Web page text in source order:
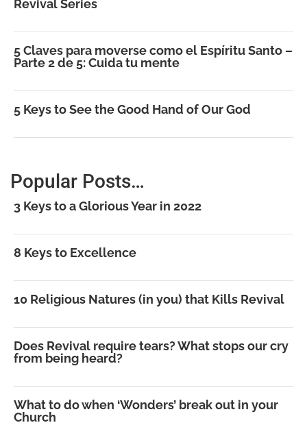
Revival Series
5 Claves para moverse como el Espíritu Santo –
Parte 2 de 5: Cuida tu mente
5 Keys to See the Good Hand of Our God
Popular Posts…
3 Keys to a Glorious Year in 2022
8 Keys to Excellence
10 Religious Natures (in you) that Kills Revival
Does Revival require tears? What stops our cry
from being heard?
What to do when ‘Wonders’ break out in your
Church